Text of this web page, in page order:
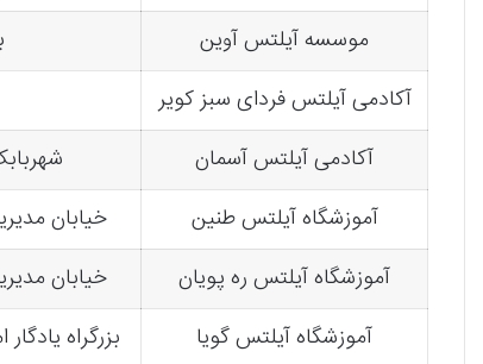
موسسه آیلتس آوین
آکادمی آیلتس فردای سبز کویر
آکادمی آیلتس آسمان
آموزشگاه آیلتس طنین
خیابان مدیریت،
آموزشگاه آیلتس ره پویان
خیابان مدیریت،
آموزشگاه آیلتس گویا
بزرگراه